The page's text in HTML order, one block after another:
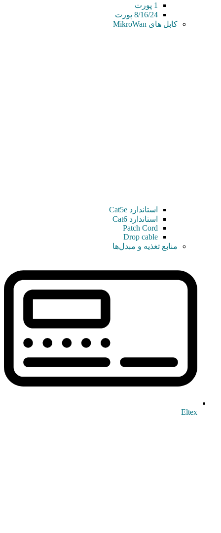
1 پورت
8/16/24 پورت
کابل های MikroWan
استاندارد Cat5e
استاندارد Cat6
Patch Cord
Drop cable
منابع تغذیه و مبدل‌ها
Eltex